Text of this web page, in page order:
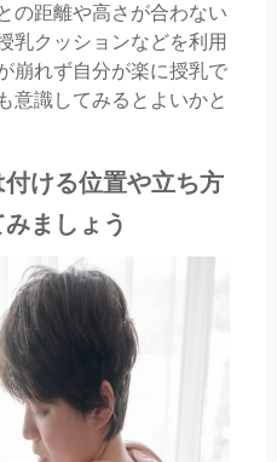
の距離や高さが合わない
乳クッションなどを利用
崩れず自分が楽に授乳で
意識してみるとよいかと
ける位置や立ち方
ましょう